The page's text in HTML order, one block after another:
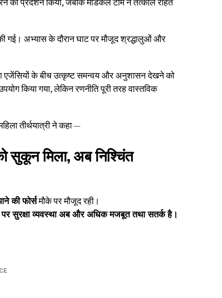
गई। अभ्यास के दौरान घाट पर मौजूद श्रद्धालुओं और
एजेंसियों के बीच उत्कृष्ट समन्वय और अनुशासन देखने को
किया गया, लेकिन रणनीति पूरी तरह वास्तविक
तीर्थयात्री ने कहा —
सुकून मिला, अब निश्चिंत
की फोर्समौके पर मौजूद रही।
पर सुरक्षा व्यवस्था अब और अधिक मजबूत तथा सतर्क है।